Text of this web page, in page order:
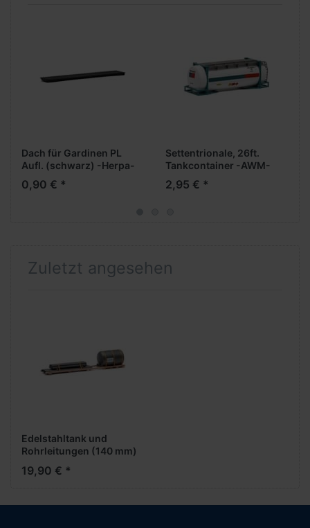
Dach für Gardinen PL
Aufl. (schwarz) -Herpa-
0,90 € *
Settentrionale, 26ft.
Tankcontainer -AWM-
2,95 € *
Zuletzt angesehen
Edelstahltank und
Rohrleitungen (140 mm)
19,90 € *